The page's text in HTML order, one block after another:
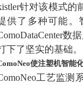
针对该模式的
供了多种可能。
数
下了坚实的基础。
使注塑机智能
工艺监测